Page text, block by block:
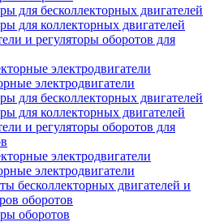
для бесколлекторных двигателей
для коллекторных двигателей
и регуляторы оборотов для
электродвигатели
электродвигатели
для бесколлекторных двигателей
для коллекторных двигателей
и регуляторы оборотов для
электродвигатели
электродвигатели
бесколлекторных двигателей и
оборотов
оборотов